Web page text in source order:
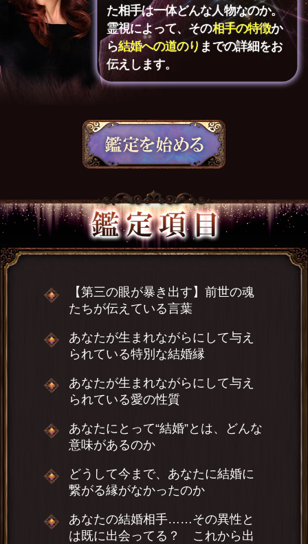
た相手は一体どんな人物なのか。
霊視によって、その相手の特徴か
ら結婚への道のり までの詳細をお
伝えします。
【第三の眼が暴き出す】前世の魂
たちが伝えている言葉
あなたが生まれながらにして与え
られている特別な結婚縁
あなたが生まれながらにして与え
られている愛の性質
あなたにとって“結婚”とは、どんな
意味があるのか
どうして今まで、あなたに結婚に
繋がる縁がなかったのか
あなたの結婚相手……その異性と
は既に出会ってる？ これから出